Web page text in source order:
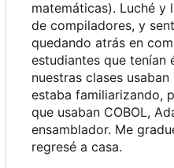
matemáticas). Luché y
de compiladores, y
quedando atrás en
estudiantes que tenían
nuestras clases
estaba familiarizando,
que usaban COBOL,
ensamblador. Me
regresé a casa.